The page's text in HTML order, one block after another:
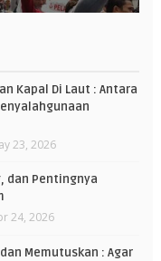
Kapal Di Laut : Antara
23, 2026
dan Pentingnya
24, 2026
Memutuskan : Agar